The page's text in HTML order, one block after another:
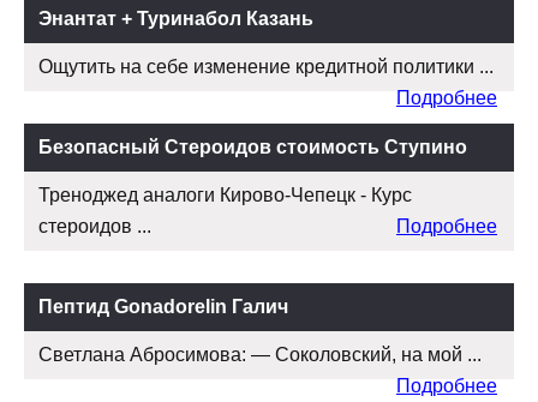
Энантат + Туринабол Казань
Ощутить на себе изменение кредитной политики ...
Подробнее
Безопасный Стероидов стоимость Ступино
Треноджед аналоги Кирово-Чепецк - Курс
стероидов ...
Подробнее
Пептид Gonadorelin Галич
Светлана Абросимова: — Соколовский, на мой ...
Подробнее